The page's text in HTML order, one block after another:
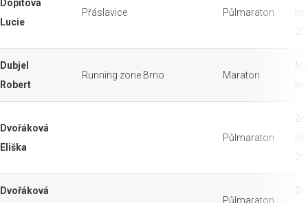
Dopitová
Lucie
Přáslavice Půlmaraton
Dubjel
Robert
Running zone Brno Maraton
Dvořáková
Eliška
Půlmaraton
Dvořáková
Půlmaraton